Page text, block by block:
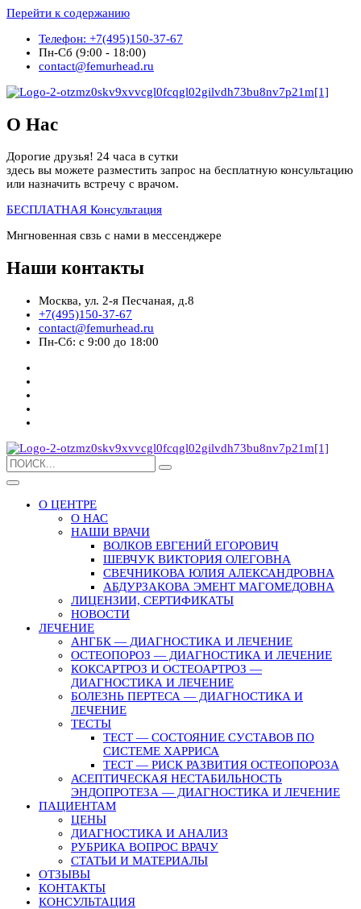
Перейти к содержанию
Телефон: +7(495)150-37-67
Пн-Сб (9:00 - 18:00)
contact@femurhead.ru
О Нас
Дорогие друзья! 24 часа в сутки
здесь вы можете разместить запрос на бесплатную консультацию
или назначить встречу с врачом.
БЕСПЛАТНАЯ Консультация
Мнгновенная свзь с нами в мессенджере
Наши контакты
Москва, ул. 2-я Песчаная, д.8
+7(495)150-37-67
contact@femurhead.ru
Пн-Сб: с 9:00 до 18:00
О ЦЕНТРЕ
О НАС
НАШИ ВРАЧИ
ВОЛКОВ ЕВГЕНИЙ ЕГОРОВИЧ
ШЕВЧУК ВИКТОРИЯ ОЛЕГОВНА
СВЕЧНИКОВА ЮЛИЯ АЛЕКСАНДРОВНА
АБДУРЗАКОВА ЭМЕНТ МАГОМЕДОВНА
ЛИЦЕНЗИИ, СЕРТИФИКАТЫ
НОВОСТИ
ЛЕЧЕНИЕ
АНГБК — ДИАГНОСТИКА И ЛЕЧЕНИЕ
ОСТЕОПОРОЗ — ДИАГНОСТИКА И ЛЕЧЕНИЕ
КОКСАРТРОЗ И ОСТЕОАРТРОЗ —
ДИАГНОСТИКА И ЛЕЧЕНИЕ
БОЛЕЗНЬ ПЕРТЕСА — ДИАГНОСТИКА И
ЛЕЧЕНИЕ
ТЕСТЫ
ТЕСТ — СОСТОЯНИЕ СУСТАВОВ ПО
СИСТЕМЕ ХАРРИСА
ТЕСТ — РИСК РАЗВИТИЯ ОСТЕОПОРОЗА
АСЕПТИЧЕСКАЯ НЕСТАБИЛЬНОСТЬ
ЭНДОПРОТЕЗА — ДИАГНОСТИКА И ЛЕЧЕНИЕ
ПАЦИЕНТАМ
ЦЕНЫ
ДИАГНОСТИКА И АНАЛИЗ
РУБРИКА ВОПРОС ВРАЧУ
СТАТЬИ И МАТЕРИАЛЫ
ОТЗЫВЫ
КОНТАКТЫ
КОНСУЛЬТАЦИЯ